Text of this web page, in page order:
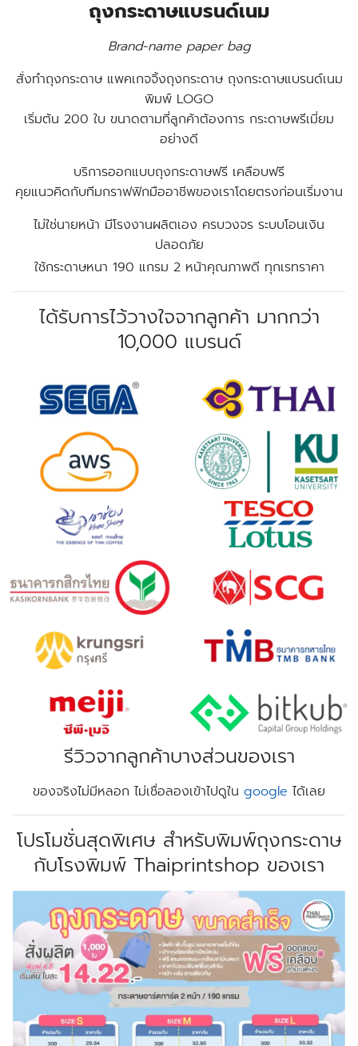
ถุงกระดาษแบรนด์เนม
Brand-name paper bag
สั่งทำถุงกระดาษ แพคเกจจิ้งถุงกระดาษ ถุงกระดาษแบรนด์เนม
พิมพ์ LOGO
เริ่มต้น 200 ใบ ขนาดตามที่ลูกค้าต้องการ กระดาษพรีเมี่ยม
อย่างดี
บริการออกแบบถุงกระดาษฟรี เคลือบฟรี
คุยแนวคิดกับทีมกราฟฟิกมืออาชีพของเราโดยตรงก่อนเริ่มงาน
ไม่ใช่นายหน้า มีโรงงานผลิตเอง ครบวงจร ระบบโอนเงิน
ปลอดภัย
ใช้กระดาษหนา 190 แกรม 2 หน้าคุณภาพดี ทุกเรทราคา
ได้รับการไว้วางใจจากลูกค้า มากกว่า
10,000 แบรนด์
รีวิวจากลูกค้าบางส่วนของเรา
ของจริงไม่มีหลอก ไม่เชื่อลองเข้าไปดูใน google ได้เลย
โปรโมชั่นสุดพิเศษ สำหรับพิมพ์ถุงกระดาษ
กับโรงพิมพ์ Thaiprintshop ของเรา